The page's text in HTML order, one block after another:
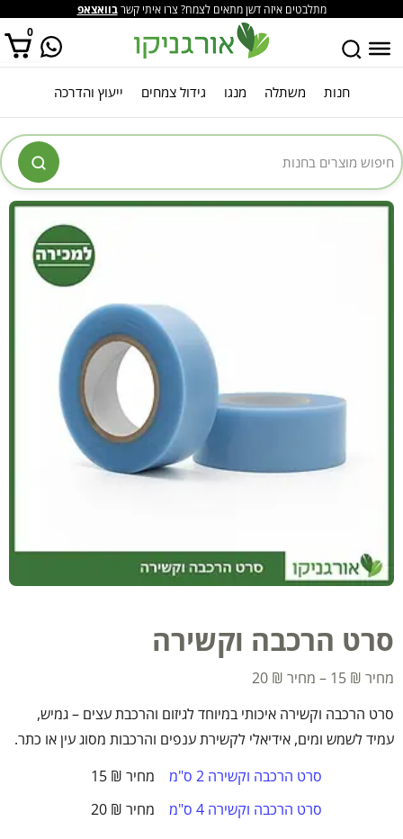
מתלבטים איזה דשן מתאים לצמח? צרו איתי קשרבוואצאפ
0
אין מוצרים בסל הקניות. חנות משתלה מנגו גידול צמחים ייעוץ והדרכה
סרט הרכבה וקשירה
15 ₪
–
20 ₪
סרט הרכבה וקשירה איכותי במיוחד לגיזום והרכבת עצים – גמיש,
עמיד לשמש ומים, אידיאלי לקשירת ענפים והרכבות מסוג עין או כתר.
סרט הרכבה וקשירה 2 ס"מ
15 ₪
סרט הרכבה וקשירה 4 ס"מ
20 ₪